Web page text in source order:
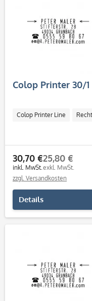
Colop Printer 30/1
Colop Printer Line
30,70 €
inkl. MwSt.
25,80 €
exkl. MwSt.
zzgl. Versandkosten
Details